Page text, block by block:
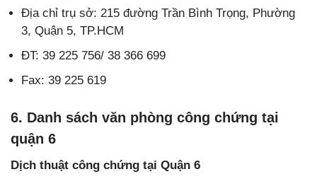
Địa chỉ trụ sở: 215 đường Trần Bình Trọng, Phường
3, Quận 5, TP.HCM
ĐT: 39 225 756/ 38 366 699
Fax: 39 225 619
6. Danh sách văn phòng công chứng tại
quận 6
Dịch thuật công chứng tại Quận 6